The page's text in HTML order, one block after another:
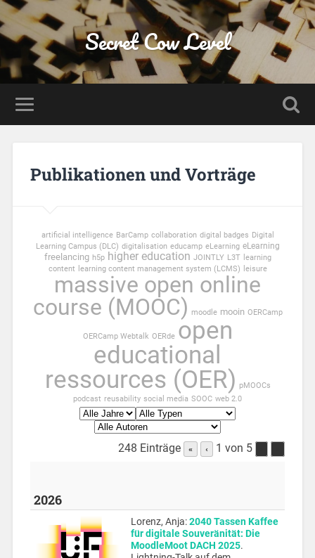
Secret Cow Level
Publikationen und Vorträge
artificial intelligence BarCamp collaboration digital badges Digital
Learning Campus (DLC) digitalisation educamp eLearning eLearning
freelancing h5p higher education JOINTLY L3T learning
content
learning content management system (LCMS) leisure
massive open online
course (MOOC) moodle mooin OERCamp
OERCamp Webtalk OERde open
educational
ressources (OER) pMOOCs
podcast reusability social media SOOC web 2.0
248 Einträge « ‹ 1 von 5
2026
Lorenz, Anja:2040 Tassen Kaffee
für digitale Souveränität: Die
MoodleMoot DACH 2025.